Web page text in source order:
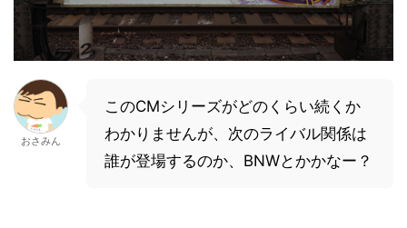
おさみん
このCMシリーズがどのくらい続くか
わかりませんが、次のライバル関係は
誰が登場するのか、BNWとかかなー？